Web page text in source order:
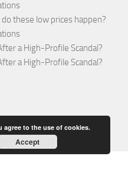
these low prices happen?
a High-Profile Scandal?
a High-Profile Scandal?
to the use of cookies.
Accept